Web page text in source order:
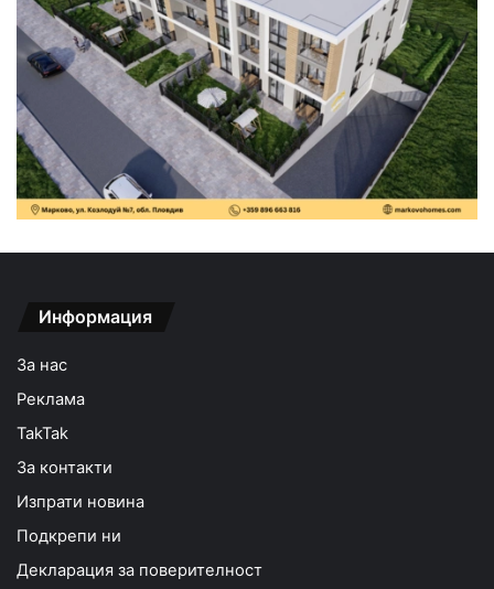
Информация
За нас
Реклама
TakTak
За контакти
Изпрати новина
Подкрепи ни
Декларация за поверителност